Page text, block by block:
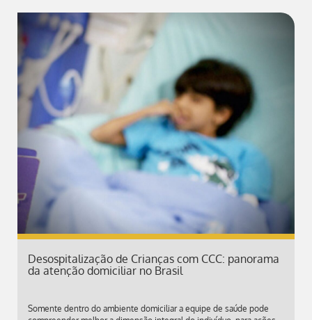
Desospitalização de Crianças com CCC: panorama
da atenção domiciliar no Brasil
Somente dentro do ambiente domiciliar a equipe de saúde pode